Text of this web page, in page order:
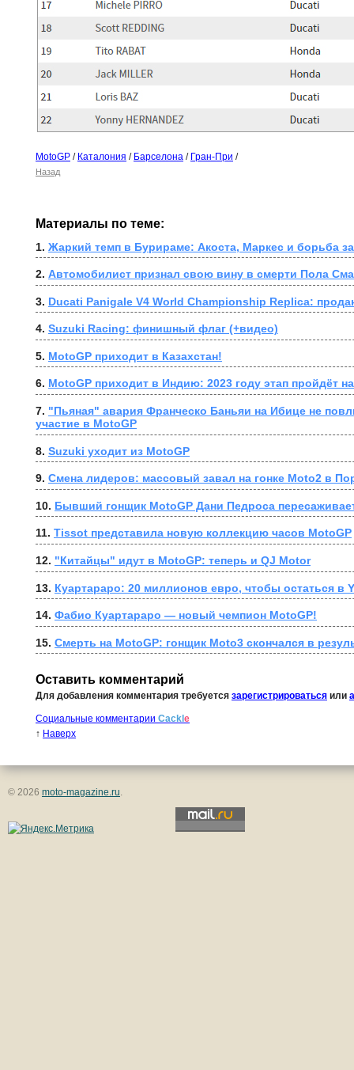
MotoGP / Каталония / Барселона / Гран-При /
Назад
Материалы по теме:
1. Жаркий темп в Бурираме: Акоста, Маркес и борьба
2. Автомобилист признал свою вину в смерти Пола
3. Ducati Panigale V4 World Championship Replica:
4. Suzuki Racing: финишный флаг (+видео)
5. MotoGP приходит в Казахстан!
6. MotoGP приходит в Индию: 2023 году этап пройдёт
7. "Пьяная" авария Франческо Баньяи на Ибице не
участие в MotoGP
8. Suzuki уходит из MotoGP
9. Смена лидеров: массовый завал на гонке Moto2 в
10. Бывший гонщик MotoGP Дани Педроса
11. Tissot представила новую коллекцию часов MotoGP
12. "Китайцы" идут в MotoGP: теперь и QJ Motor
13. Куартараро: 20 миллионов евро, чтобы остаться в
14. Фабио Куартараро — новый чемпион MotoGP!
15. Смерть на MotoGP: гонщик Moto3 скончался в
Оставить комментарий
Для добавления комментария требуется зарегистрироваться или
Социальные комментарии Cackle
↑ Наверх
© 2026 moto-magazine.ru